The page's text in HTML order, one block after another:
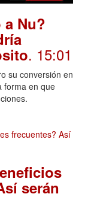
Nu?
. 15:01
su conversión en
forma en que
serán